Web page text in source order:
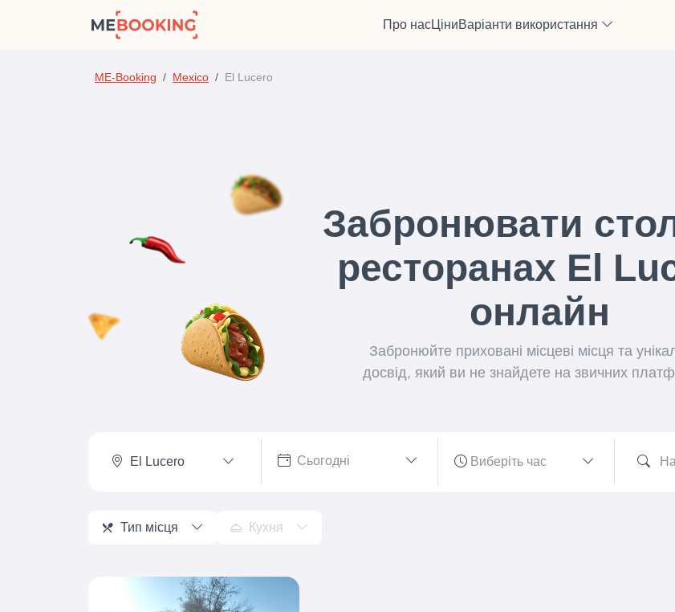
Про насЦіниВаріанти використання
ME-Booking Mexico El Lucero
Забронювати
ресторанах El
онлайн
Забронюйте приховані місцеві місця та
досвід, який ви не знайдете на звичних
El Lucero
Тип місця Кухня